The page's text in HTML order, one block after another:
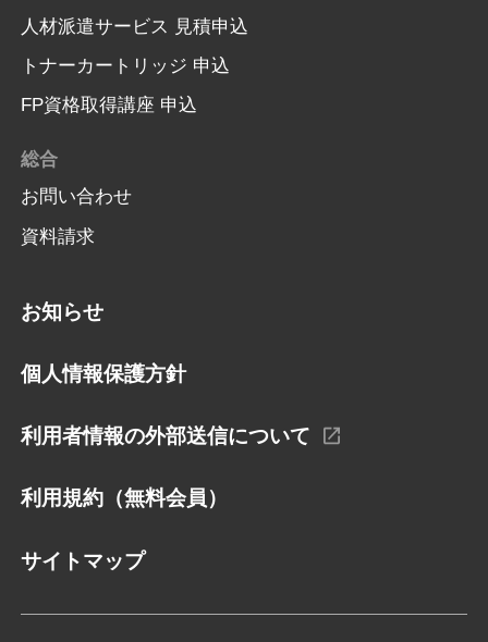
人材派遣サービス 見積申込
トナーカートリッジ 申込
FP資格取得講座 申込
総合
お問い合わせ
資料請求
お知らせ
個人情報保護方針
利用者情報の外部送信について
利用規約（無料会員）
サイトマップ